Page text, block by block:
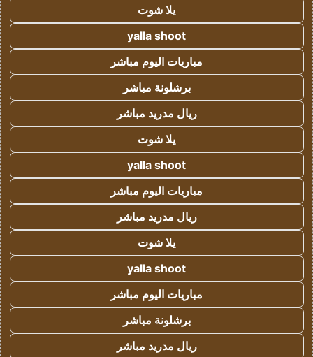
يلا شوت
yalla shoot
مباريات اليوم مباشر
برشلونة مباشر
ريال مدريد مباشر
يلا شوت
yalla shoot
مباريات اليوم مباشر
ريال مدريد مباشر
يلا شوت
yalla shoot
مباريات اليوم مباشر
برشلونة مباشر
ريال مدريد مباشر